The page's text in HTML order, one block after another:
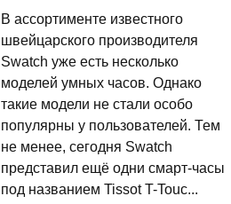
В ассортименте известного
швейцарского производителя
Swatch уже есть несколько
моделей умных часов. Однако
такие модели не стали особо
популярны у пользователей. Тем
не менее, сегодня Swatch
представил ещё одни смарт-часы
под названием Tissot T-Touc...